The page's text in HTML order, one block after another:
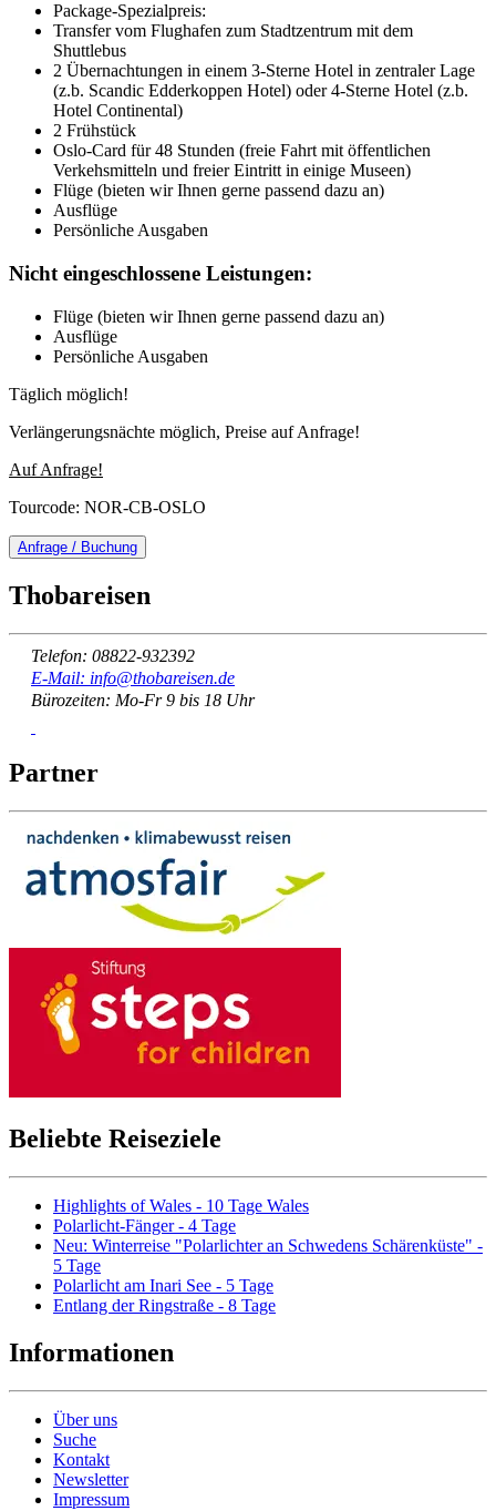
Package-Spezialpreis:
Transfer vom Flughafen zum Stadtzentrum mit dem
Shuttlebus
2 Übernachtungen in einem 3-Sterne Hotel in zentraler Lage
(z.b. Scandic Edderkoppen Hotel) oder 4-Sterne Hotel (z.b.
Hotel Continental)
2 Frühstück
Oslo-Card für 48 Stunden (freie Fahrt mit öffentlichen
Verkehsmitteln und freier Eintritt in einige Museen)
Flüge (bieten wir Ihnen gerne passend dazu an)
Ausflüge
Persönliche Ausgaben
Nicht eingeschlossene Leistungen:
Flüge (bieten wir Ihnen gerne passend dazu an)
Ausflüge
Persönliche Ausgaben
Täglich möglich!
Verlängerungsnächte möglich, Preise auf Anfrage!
Auf Anfrage!
Tourcode: NOR-CB-OSLO
Anfrage / Buchung
Thobareisen
Telefon: 08822-932392
E-Mail: info@thobareisen.de
Bürozeiten: Mo-Fr 9 bis 18 Uhr
Partner
Beliebte Reiseziele
Highlights of Wales - 10 Tage Wales
Polarlicht-Fänger - 4 Tage
Neu: Winterreise "Polarlichter an Schwedens Schärenküste" -
5 Tage
Polarlicht am Inari See - 5 Tage
Entlang der Ringstraße - 8 Tage
Informationen
Über uns
Suche
Kontakt
Newsletter
Impressum